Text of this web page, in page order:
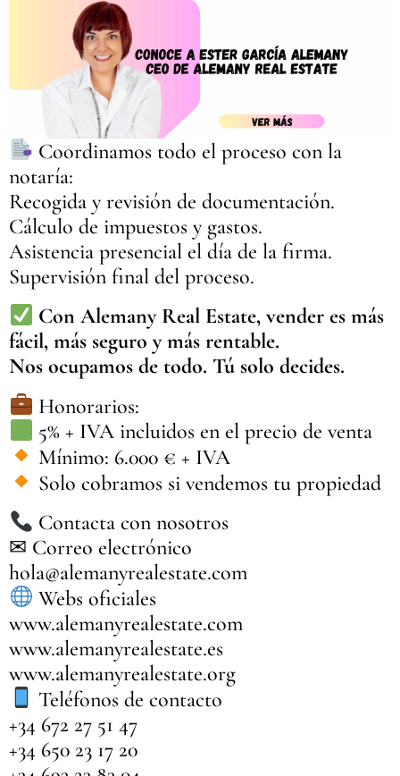
Coordinamos todo el proceso con la
notaría:
Recogida y revisión de documentación.
Cálculo de impuestos y gastos.
Asistencia presencial el día de la firma.
Supervisión final del proceso.
Con Alemany Real Estate, vender es más
fácil, más seguro y más rentable.
Nos ocupamos de todo. Tú solo decides.
Honorarios:
5% + IVA incluidos en el precio de venta
Mínimo: 6.000 € + IVA
Solo cobramos si vendemos tu propiedad
Contacta con nosotros
✉ Correo electrónico
hola@alemanyrealestate.com
Webs oficiales
www.alemanyrealestate.com
www.alemanyrealestate.es
www.alemanyrealestate.org
Teléfonos de contacto
+34 672 27 51 47
+34 650 23 17 20